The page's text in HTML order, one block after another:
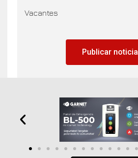
Vacantes
Publicar noticia